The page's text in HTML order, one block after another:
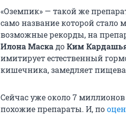
«Оземпик» — такой же
само название которой
возможные рекорды, на
Илона МаскадоКим
имитирует естественный
кишечника, замедляет
Сейчас уже около 7
похожие препараты. И, по